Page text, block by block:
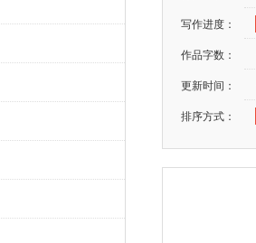
写作进度：
作品字数：
更新时间：
排序方式：